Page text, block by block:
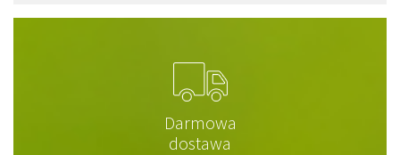
Darmowa
dostawa